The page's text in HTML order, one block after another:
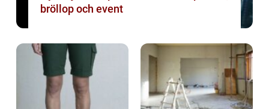
bröllop och event